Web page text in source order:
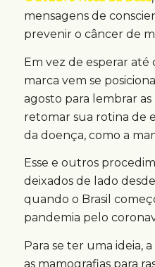
mensagens de
prevenir o câncer de
Em vez de esperar
marca vem se
agosto para lembrar as
retomar sua rotina de
da doença, como a
Esse e outros
deixados de lado
quando o Brasil
pandemia pelo
Para se ter uma ideia,
as mamografias para